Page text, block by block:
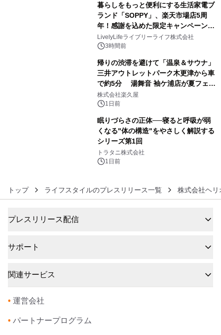
アーティストを フィーチャーしたアニ
メーションを公開～
暮らしをもっと便利にする生活家電ブ
ランド「SOPPY」、楽天市場店5周
年！感謝を込めた限定キャンペーンを
8月10日より開催
LivelyLifeライブリーライフ株式会社
3時間前
帰りの渋滞を避けて「温泉＆サウナ」
三井アウトレットパーク木更津から車
で約5分 湯舞音 袖ケ浦店が夏フェア
メニューを提供
株式会社楽久屋
1日前
眠りづらさの正体──寝ると呼吸が弱
くなる"体の構造"をやさしく解説する
シリーズ第1回
トラタニ株式会社
1日前
トップ ライフスタイルのプレスリリース一覧 株式会社ヘリ
プレスリリース配信
サポート
関連サービス
• 運営会社
• パートナープログラム